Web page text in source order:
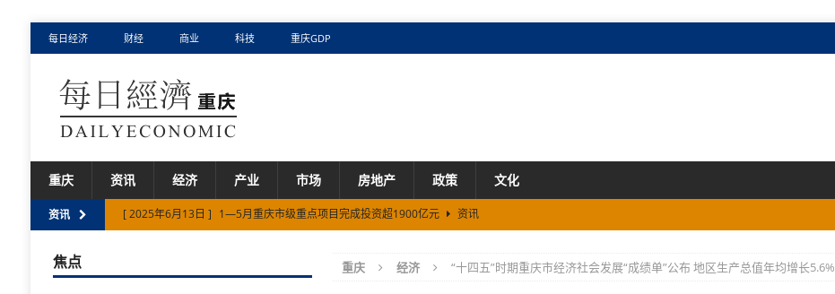
每日经济 财经 商业 科技 重庆GDP
重庆 资讯 经济 产业 市场 房地产 政策 文化
资讯 [ 2025年6月13日 ] 1—5月重庆市级重点项目完成投资超1900亿元
资讯
[ 2025年6月28日 ] 重庆汽车产业加速“西进” 渝疆首条汽车零配件铁路专线开通 资讯
重庆 经济 “十四五”时期重庆市经济社会发展“成绩单”公布 地区生产总值年均增长5.6%
焦点